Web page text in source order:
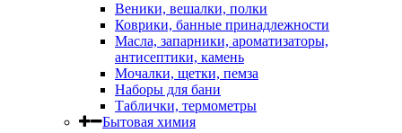
Веники, вешалки, полки
Коврики, банные принадлежности
Масла, запарники, ароматизаторы,
антисептики, камень
Мочалки, щетки, пемза
Наборы для бани
Таблички, термометры
Бытовая химия